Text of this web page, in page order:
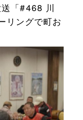
「#468 川
リングで町お